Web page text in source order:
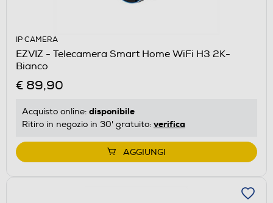
IP CAMERA
EZVIZ - Telecamera Smart Home WiFi H3 2K-
Bianco
€ 89,90
Acquisto online: disponibile
Ritiro in negozio in 30' gratuito: verifica
AGGIUNGI